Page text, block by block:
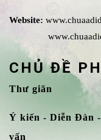
Website:
CHỦ ĐỀ
Thư giãn
Ý kiến - Diễn Đàn
vấn